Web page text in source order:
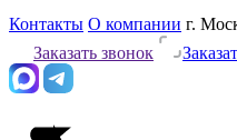
Контакты О компании г.
Заказать звонок